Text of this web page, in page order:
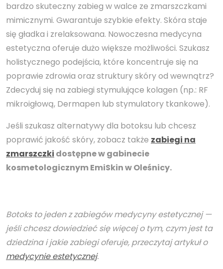
bardzo skuteczny zabieg w walce ze zmarszczkami
mimicznymi. Gwarantuje szybkie efekty. Skóra staje
się gładka i zrelaksowana. Nowoczesna medycyna
estetyczna oferuje dużo większe możliwości. Szukasz
holistycznego podejścia, które koncentruje się na
poprawie zdrowia oraz struktury skóry od wewnątrz?
Zdecyduj się na zabiegi stymulujące kolagen (np.: RF
mikroigłową, Dermapen lub stymulatory tkankowe).
Jeśli szukasz alternatywy dla botoksu lub chcesz
poprawić jakość skóry, zobacz także zabiegi na
zmarszczki dostępne w gabinecie
kosmetologicznym EmiSkin w Oleśnicy.
Botoks to jeden z zabiegów medycyny estetycznej —
jeśli chcesz dowiedzieć się więcej o tym, czym jest ta
dziedzina i jakie zabiegi oferuje, przeczytaj artykuł o
medycynie estetycznej.